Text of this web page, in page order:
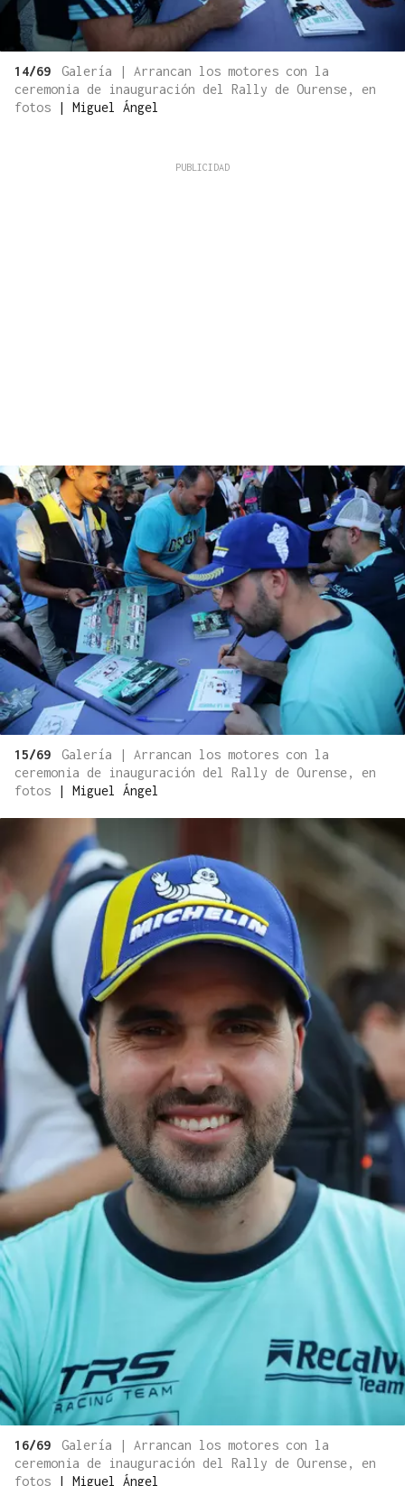
14/69
Galería | Arrancan los motores con la
ceremonia de inauguración del Rally de Ourense, en
fotos
| Miguel Ángel
15/69
Galería | Arrancan los motores con la
ceremonia de inauguración del Rally de Ourense, en
fotos
Miguel Ángel
16/69
Galería | Arrancan los motores con la
ceremonia de inauguración del Rally de Ourense, en
fotos
Miguel Ángel